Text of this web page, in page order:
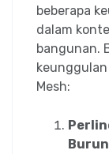
beberapa
dalam
bangunan.
Mesh: